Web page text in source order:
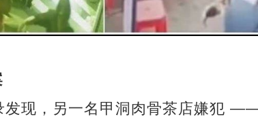
发现，另一名甲洞肉骨茶店嫌犯